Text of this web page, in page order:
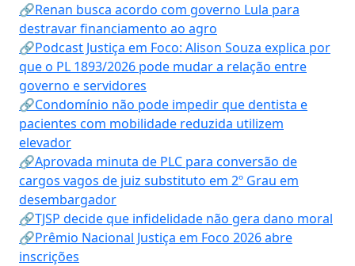
🔗Renan busca acordo com governo Lula para
destravar financiamento ao agro
🔗Podcast Justiça em Foco: Alison Souza explica por
que o PL 1893/2026 pode mudar a relação entre
governo e servidores
🔗Condomínio não pode impedir que dentista e
pacientes com mobilidade reduzida utilizem
elevador
🔗Aprovada minuta de PLC para conversão de
cargos vagos de juiz substituto em 2º Grau em
desembargador
🔗TJSP decide que infidelidade não gera dano moral
🔗Prêmio Nacional Justiça em Foco 2026 abre
inscrições